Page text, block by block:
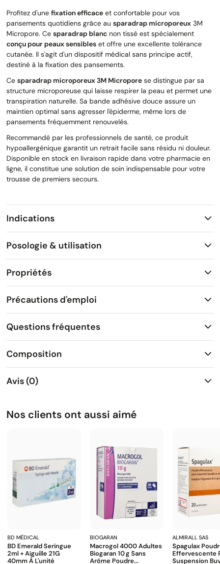
Profitez d'une fixation efficace et confortable pour vos
pansements quotidiens grâce au sparadrap microporeux 3M
Micropore. Ce sparadrap blanc non tissé est spécialement
conçu pour peaux sensibles et offre une excellente tolérance
cutanée. Il s'agit d'un dispositif médical sans principe actif,
destiné à la fixation des pansements.
Ce sparadrap microporeux 3M Micropore se distingue par sa
structure microporeuse qui laisse respirer la peau et permet une
transpiration naturelle. Sa bande adhésive douce assure un
maintien optimal sans agresser l'épiderme, même lors de
pansements fréquemment renouvelés.
Recommandé par les professionnels de santé, ce produit
hypoallergénique garantit un retrait facile sans résidu ni douleur.
Disponible en stock en livraison rapide dans votre pharmacie en
ligne, il constitue une solution de soin indispensable pour votre
trousse de premiers secours.
Indications
Posologie & utilisation
Propriétés
Précautions d'emploi
Questions fréquentes
Composition
Avis (0)
Nos clients ont aussi aimé
BD MÉDICAL
BD Emerald Seringue
2ml + Aiguille 21G
40mm À L'unité
BIOGARAN
Macrogol 4000 Adultes
Biogaran 10 G Sans
Arôme Poudre...
ALMIRALL SAS
Spagulax
Effervescente
Suspension